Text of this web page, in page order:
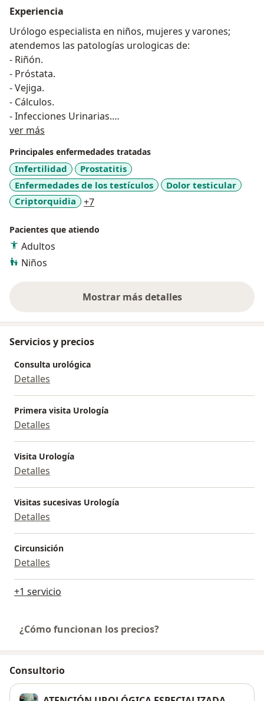
Experiencia
Urólogo especialista en niños, mujeres y varones;
atendemos las patologías urologicas de:
- Riñón.
- Próstata.
- Vejiga.
- Cálculos.
- Infecciones Urinarias.
- Incontinencias Urinarias.
- Fertilidad.
- Disfunción sexual: Dificultad de la erección y
eyaculación precoz.
- Fimosis.
- Varicocele.
- Criptorquidea.
- EMERGENCIAS UROLOGICAS LAS 24 HORAS.
ver más
Principales enfermedades tratadas
Infertilidad
Prostatitis
Enfermedades de los testículos
Dolor testicular
Criptorquidia
+7a11y_sr_more_diseases
Pacientes que atiendo
Adultos
Niños
Mostrar más detalles
sobre la experiencia
Servicios y precios
Consulta urológica
Detalles
Primera visita Urología
Detalles
Visita Urología
Detalles
Visitas sucesivas Urología
Detalles
Circunsición
Detalles
+1 servicio
¿Cómo funcionan los precios?
Consultorio